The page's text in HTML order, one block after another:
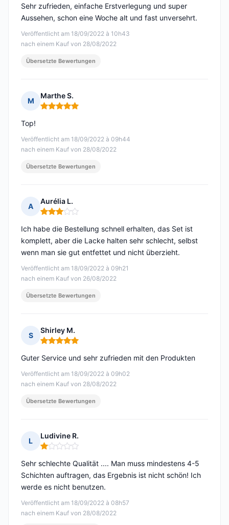
Veröffentlicht am 18/09/2022 à 10h43
nach einem Kauf von 28/08/2022
Sehr zufrieden, einfache Erstverlegung und super
Aussehen, schon eine Woche alt und fast unversehrt.
Übersetzte Bewertungen
M
Marthe S.
Hinweis: 5 von 5
Veröffentlicht am 18/09/2022 à 09h44
nach einem Kauf von 28/08/2022
Top!
Übersetzte Bewertungen
A
Aurélia L.
Hinweis: 3 von 5
Veröffentlicht am 18/09/2022 à 09h21
nach einem Kauf von 26/08/2022
Ich habe die Bestellung schnell erhalten, das Set ist
komplett, aber die Lacke halten sehr schlecht, selbst
wenn man sie gut entfettet und nicht überzieht.
Übersetzte Bewertungen
S
Shirley M.
Hinweis: 5 von 5
Veröffentlicht am 18/09/2022 à 09h02
nach einem Kauf von 28/08/2022
Guter Service und sehr zufrieden mit den Produkten
Übersetzte Bewertungen
L
Ludivine R.
Hinweis: 1 von 5
Veröffentlicht am 18/09/2022 à 08h57
nach einem Kauf von 28/08/2022
Sehr schlechte Qualität .... Man muss mindestens 4-5
Schichten auftragen, das Ergebnis ist nicht schön! Ich
werde es nicht benutzen.